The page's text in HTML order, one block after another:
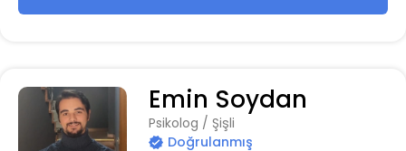
Emin Soydan
Psikolog / Şişli
Doğrulanmış